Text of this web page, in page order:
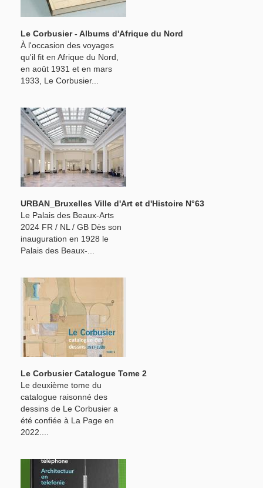
Le Corbusier - Albums d'Afrique du Nord
À l'occasion des voyages
qu'il fit en Afrique du Nord,
en août 1931 et en mars
1933, Le Corbusier...
URBAN_Bruxelles Ville d'Art et d'Histoire N°63
Le Palais des Beaux-Arts
2024 FR / NL / GB Dès son
inauguration en 1928 le
Palais des Beaux-...
Le Corbusier Catalogue Tome 2
Le deuxième tome du
catalogue raisonné des
dessins de Le Corbusier a
été confiée à La Page en
2022....